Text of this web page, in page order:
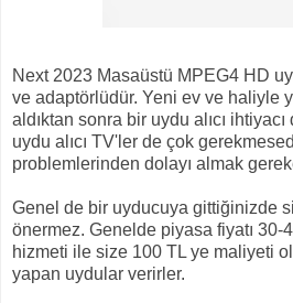
Next 2023 Masaüstü MPEG4 HD
ve adaptörlüdür. Yeni ev ve haliyle
aldıktan sonra bir uydu alıcı
uydu alıcı TV'ler de çok
problemlerinden dolayı almak
Genel de bir uyducuya gittiğinizde
önermez. Genelde piyasa fiyatı 30-
hizmeti ile size 100 TL ye maliyeti
yapan uydular verirler.